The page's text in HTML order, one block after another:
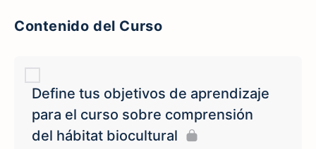
Contenido del Curso
Define tus objetivos de aprendizaje
para el curso sobre comprensión
del hábitat biocultural